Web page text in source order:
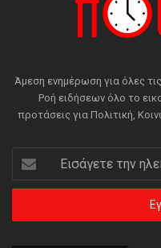
Άμεση ενημέρωση για όλες
Ροή ειδήσεων όλο το
προτάσεις για Πολιτική,
Εισάγετε
την
ηλεκτρονική
διεύθυνση